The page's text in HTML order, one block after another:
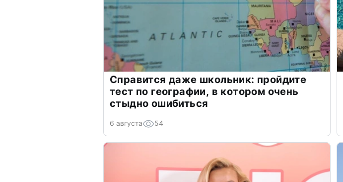
Справится даже школьник: пройдите
тест по географии, в котором очень
стыдно ошибиться
6 августа 54